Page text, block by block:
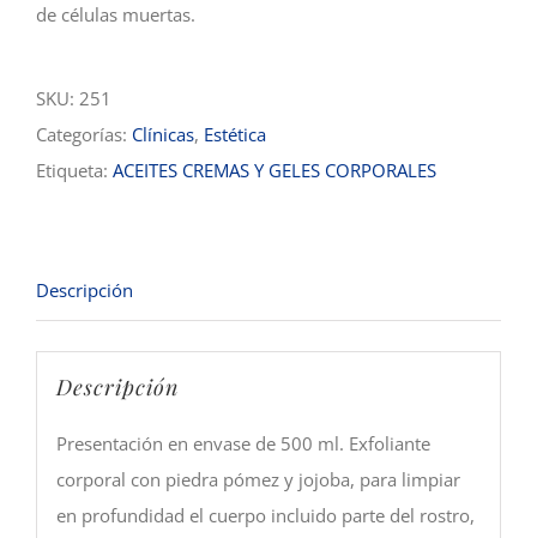
de células muertas.
SKU: 251
Categorías: Clínicas, Estética
Etiqueta: ACEITES CREMAS Y GELES CORPORALES
Descripción
Descripción
Presentación en envase de 500 ml. Exfoliante
corporal con piedra pómez y jojoba, para limpiar
en profundidad el cuerpo incluido parte del rostro,